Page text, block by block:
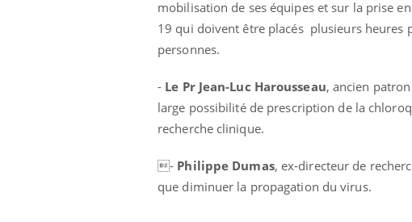
mobilisation de ses équipes et sur la prise
19 qui doivent être placés plusieurs heures
personnes.
- Le Pr Jean-Luc Harousseau, ancien
large possibilité de prescription de la
recherche clinique.
- Philippe Dumas, ex-directeur de
que diminuer la propagation du virus.
Eczéma Chronique des Mains : se
préparer pour l’été !Youtube
L'été arrive… et avec lui, un tout nouveau
Le Ramadan